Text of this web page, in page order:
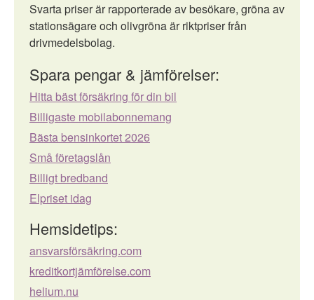
Svarta priser är rapporterade av besökare, gröna av
stationsägare och olivgröna är riktpriser från
drivmedelsbolag.
Spara pengar & jämförelser:
Hitta bäst försäkring för din bil
Billigaste mobilabonnemang
Bästa bensinkortet 2026
Små företagslån
Billigt bredband
Elpriset idag
Hemsidetips:
ansvarsförsäkring.com
kreditkortjämförelse.com
helium.nu